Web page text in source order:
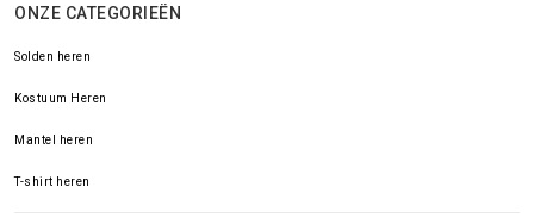
ONZE CATEGORIEËN
Solden heren
Kostuum Heren
Mantel heren
T-shirt heren